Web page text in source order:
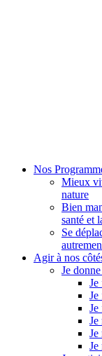
Nos
Mieux
nature
Bien
santé et
Se
Agir à nos
Je
Je
Je
Je
Je
Je
Je